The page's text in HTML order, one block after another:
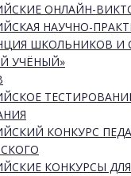
ОНЛАЙН-
НАУЧНО-
ШКОЛЬНИКОВ И
УЧЁНЫЙ»
КОНКУРС
КОНКУРСЫ ДЛЯ